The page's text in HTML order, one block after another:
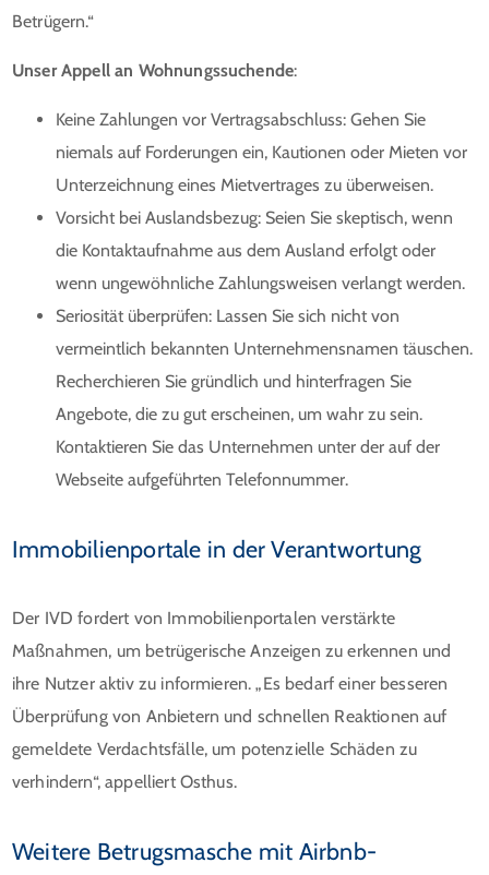
Betrügern.“
Unser Appell an Wohnungssuchende:
Keine Zahlungen vor Vertragsabschluss: Gehen Sie
niemals auf Forderungen ein, Kautionen oder Mieten vor
Unterzeichnung eines Mietvertrages zu überweisen.
Vorsicht bei Auslandsbezug: Seien Sie skeptisch, wenn
die Kontaktaufnahme aus dem Ausland erfolgt oder
wenn ungewöhnliche Zahlungsweisen verlangt werden.
Seriosität überprüfen: Lassen Sie sich nicht von
vermeintlich bekannten Unternehmensnamen täuschen.
Recherchieren Sie gründlich und hinterfragen Sie
Angebote, die zu gut erscheinen, um wahr zu sein.
Kontaktieren Sie das Unternehmen unter der auf der
Webseite aufgeführten Telefonnummer.
Immobilienportale in der Verantwortung
Der IVD fordert von Immobilienportalen verstärkte
Maßnahmen, um betrügerische Anzeigen zu erkennen und
ihre Nutzer aktiv zu informieren. „Es bedarf einer besseren
Überprüfung von Anbietern und schnellen Reaktionen auf
gemeldete Verdachtsfälle, um potenzielle Schäden zu
verhindern“, appelliert Osthus.
Weitere Betrugsmasche mit Airbnb-